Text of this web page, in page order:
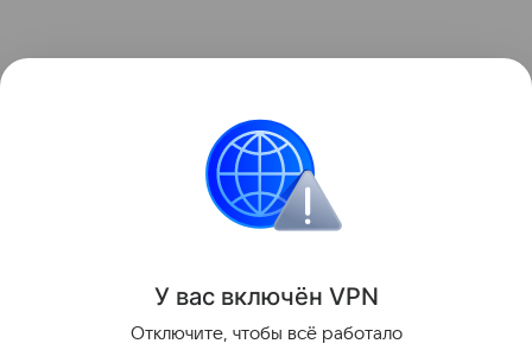
Поделиться
У вас включён VPN
Отключите, чтобы всё работало